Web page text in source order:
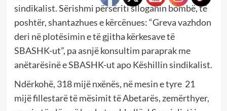
sindikalist. Sërishmi përsëriti slloganin bombë, të
poshtër, shantazhues e kërcënues: “Greva vazhdon
deri në plotësimin e të gjitha kërkesave të
SBASHK-ut”, pa asnjë konsultim paraprak me
anëtarësinë e SBASHK-ut apo Këshillin sindikalist.
Ndërkohë, 318 mijë nxënës, në mesin e tyre 21
mijë fillestarë të mësimit të Abetarës, zemërthyer,